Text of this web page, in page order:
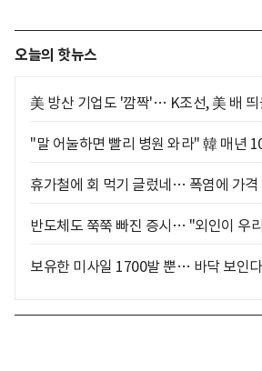
오늘의 핫뉴스
美 방산 기업도 '깜짝'… K조선, 美 배 띄
"말 어눌하면 빨리 병원 와라" 韓 매년
휴가철에 회 먹기 글렀네… 폭염에 가격
반도체도 쭉쭉 빠진 증시… "외인이 우
보유한 미사일 1700발 뿐… 바닥 보인